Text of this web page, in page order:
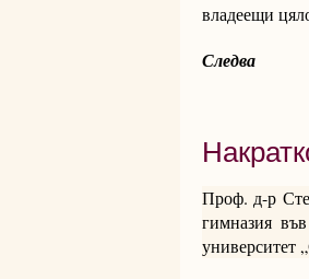
владеещи
Следва
Проф. д-р
гимназия
университет